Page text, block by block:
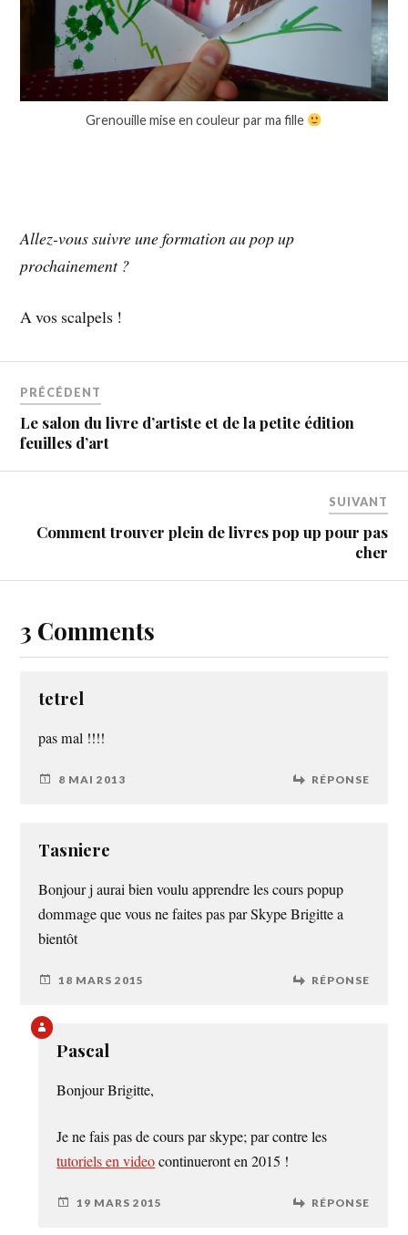
Grenouille mise en couleur par ma fille
Allez-vous suivre une formation au pop up
prochainement ?
A vos scalpels !
PRÉCÉDENT
Le salon du livre d’artiste et de la petite édition
feuilles d’art
SUIVANT
Comment trouver plein de livres pop up pour pas
cher
3 Comments
tetrel
pas mal !!!!
8 MAI 2013 RÉPONSE
Tasniere
Bonjour j aurai bien voulu apprendre les cours popup
dommage que vous ne faites pas par Skype Brigitte a
bientôt
18 MARS 2015 RÉPONSE
Pascal
Bonjour Brigitte,
Je ne fais pas de cours par skype; par contre les
tutoriels en videocontinueront en 2015 !
19 MARS 2015 RÉPONSE